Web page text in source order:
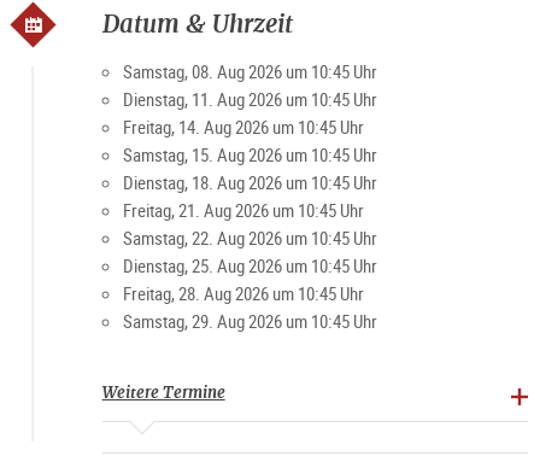
SALZBURG - DAS UNESCO WELTKULTUR ERBE
aufgebaute, städtebaulich, einzigartige, frühbarocke „Bühne“,
gilt als Materialisierung neuartiger humanistisch-christlicher
Reformen des 16 und frühen 17. Jh., Sie ist einem gänzlich
verkannten Salzburger Erzbischof zu verdanken, der mit
einer neuartigen Vision einer Politik, einen ganzheitlichen und
universelle Frieden vertrat und wurde von neuen mächtigen
Allianzen Europas der damaligen Zeit zu Fall gebracht.
Die vielseitige Kultur Salzburgs sowie die bedeutende
Tradition der Kirchenmusik und des Theaters haben Mozarts
Schaffen maßgeblich beeinflusst. Entdecken Sie Salzburg
Mit optionalerDom
imSalzburger Domzu Mittag im Anschluss an die Führung,
(Musik zu Mittag) erleben Sie gegen kleinen Aufpreis die
Datum & Uhrzeit
Samstag, 08. Aug 2026 um 10:45 Uhr
Dienstag, 11. Aug 2026 um 10:45 Uhr
Freitag, 14. Aug 2026 um 10:45 Uhr
Samstag, 15. Aug 2026 um 10:45 Uhr
Dienstag, 18. Aug 2026 um 10:45 Uhr
Freitag, 21. Aug 2026 um 10:45 Uhr
Samstag, 22. Aug 2026 um 10:45 Uhr
Dienstag, 25. Aug 2026 um 10:45 Uhr
Freitag, 28. Aug 2026 um 10:45 Uhr
Samstag, 29. Aug 2026 um 10:45 Uhr
Weitere Termine